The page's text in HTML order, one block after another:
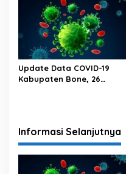
Update Data COVID-19
Kabupaten Bone, 26
Informasi Selanjutnya